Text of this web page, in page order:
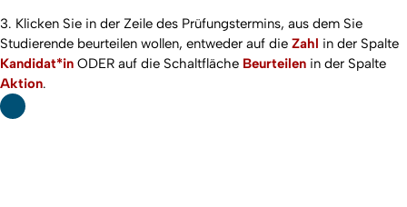
3. Klicken Sie in der Zeile des Prüfungstermins, aus dem Sie
Studierende beurteilen wollen, entweder auf die Zahl in der Spalte
Kandidat*in ODER auf die Schaltfläche Beurteilen in der Spalte
Aktion.